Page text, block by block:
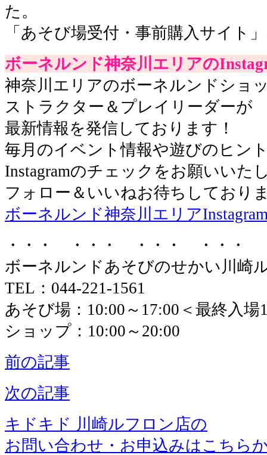
た。
「あそび場受付・事前購入サイト
ボーネルンド神奈川エリアの
神奈川エリアのボーネルンドショ
ストラクター＆プレイリーダーが
最新情報を発信しております！
毎月のイベント情報や遊びのヒン
Instagramのチェックをお願いいた
フォロー＆いいねお待ちしており
ボーネルンド神奈川エリア
・・・ ・・・ ・・・ ・・・
ボーネルンドあそびのせかい川崎
TEL：044-221-1561
あそび場：10:00～17:00＜最終入場
ショップ：10:00～20:00
前の記事
次の記事
キドキド 川崎ルフロン店の
お問い合わせ・お申込みはこちら